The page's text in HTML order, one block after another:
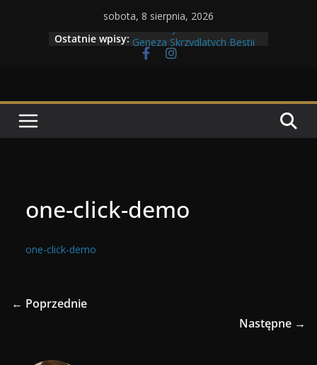
sobota, 8 sierpnia, 2026
Ostatnie wpisy:
Maratony filmowe 2026
Geneza Skrzydlatych Bestii
Wojna krasnoludów z elfami
one-click-demo
one-click-demo
← Poprzednie
Następne →